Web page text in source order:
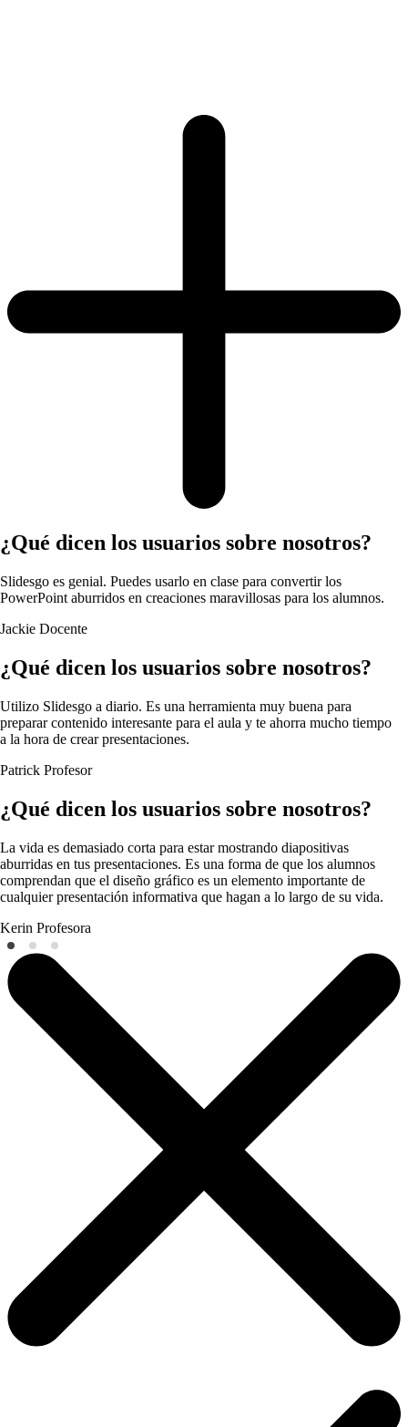
¿Qué dicen los usuarios sobre nosotros?
Slidesgo es genial. Puedes usarlo en clase para convertir los
PowerPoint aburridos en creaciones maravillosas para los alumnos.
Jackie Docente
¿Qué dicen los usuarios sobre nosotros?
Utilizo Slidesgo a diario. Es una herramienta muy buena para
preparar contenido interesante para el aula y te ahorra mucho tiempo
a la hora de crear presentaciones.
Patrick Profesor
¿Qué dicen los usuarios sobre nosotros?
La vida es demasiado corta para estar mostrando diapositivas
aburridas en tus presentaciones. Es una forma de que los alumnos
comprendan que el diseño gráfico es un elemento importante de
cualquier presentación informativa que hagan a lo largo de su vida.
Kerin Profesora